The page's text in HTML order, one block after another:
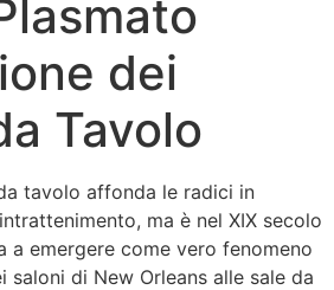
dei
Tavolo
tavolo affonda le radici in
ma è nel XIX secolo
a emergere come vero fenomeno
saloni di New Orleans alle sale da